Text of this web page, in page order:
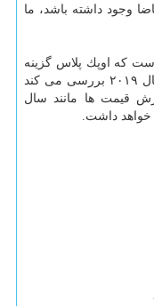
وجود داشته باشد، ما
كه اوپك پلاس گزینه
هایی را برای افزایش تولید در نیمه دوم سال ۲۰۱۹ بررسی می كند
قیمت ها مانند سال